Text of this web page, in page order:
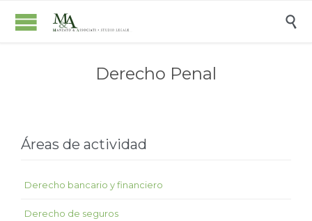

Derecho Penal
Áreas de actividad
Derecho bancario y financiero
Derecho de seguros